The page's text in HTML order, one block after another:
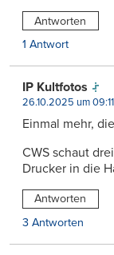
Antworten
1 Antwort
IP Kultfotos
26.10.2025 um 09:11
Einmal mehr,
CWS schaut
Drucker in die
Antworten
3 Antworten